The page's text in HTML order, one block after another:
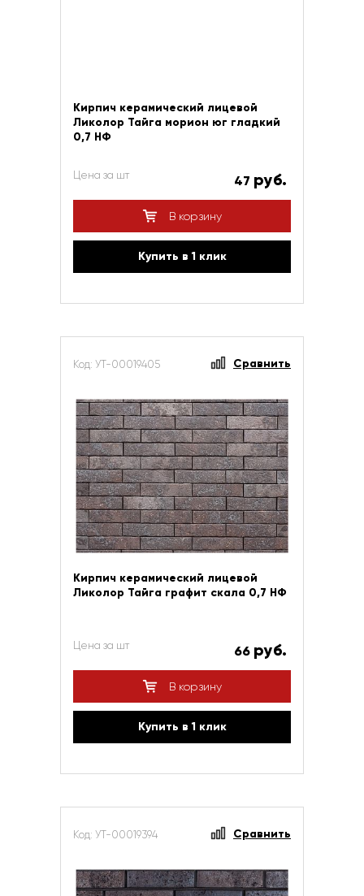
Кирпич керамический лицевой
Ликолор Тайга морион юг гладкий
0,7 НФ
Цена за шт 47 руб.
В корзину
Купить в 1 клик
Код: УТ-00019405 Сравнить
Кирпич керамический лицевой
Ликолор Тайга графит скала 0,7 НФ
Цена за шт 66 руб.
В корзину
Купить в 1 клик
Код: УТ-00019394 Сравнить